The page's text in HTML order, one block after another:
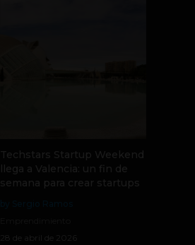
Techstars Startup Weekend
llega a Valencia: un fin de
semana para crear startups
28 de abril de 2026